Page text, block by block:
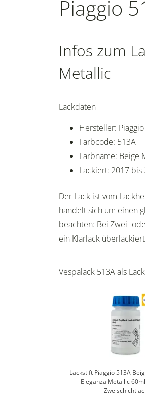
Piaggio
Infos zum
Metallic
Lackdaten
Hersteller: Piaggio
Farbcode: 513A
Farbname: Beige
Lackiert: 2017 bis
Der Lack ist vom
handelt sich um einen
beachten: Bei Zwei-
ein Klarlack
Vespalack 513A als
Lackstift Piaggio 513A
Eleganza Metallic